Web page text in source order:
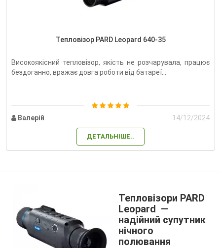
Тепловізор PARD Leopard 640-35
Високоякісний тепловізор, якість не розчарувала, працює
бездоганно, вражає довга роботи від батареї...
Валерій 14/12/2024
ДЕТАЛЬНІШЕ..
Тепловізори PARD
Leopard —
надійний супутник
нічного
полювання